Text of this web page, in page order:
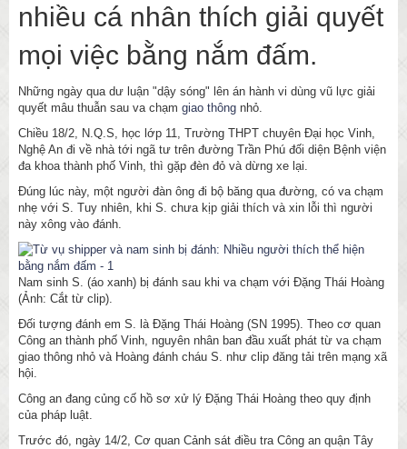
nhiều cá nhân thích giải quyết
mọi việc bằng nắm đấm.
Những ngày qua dư luận "dậy sóng" lên án hành vi dùng vũ lực giải
quyết mâu thuẫn sau va chạm giao thông nhỏ.
Chiều 18/2, N.Q.S, học lớp 11, Trường THPT chuyên Đại học Vinh,
Nghệ An đi về nhà tới ngã tư trên đường Trần Phú đối diện Bệnh viện
đa khoa thành phố Vinh, thì gặp đèn đỏ và dừng xe lại.
Đúng lúc này, một người đàn ông đi bộ băng qua đường, có va chạm
nhẹ với S. Tuy nhiên, khi S. chưa kịp giải thích và xin lỗi thì người
này xông vào đánh.
Nam sinh S. (áo xanh) bị đánh sau khi va chạm với Đặng Thái Hoàng
(Ảnh: Cắt từ clip).
Đối tượng đánh em S. là Đặng Thái Hoàng (SN 1995). Theo cơ quan
Công an thành phố Vinh, nguyên nhân ban đầu xuất phát từ va chạm
giao thông nhỏ và Hoàng đánh cháu S. như clip đăng tải trên mạng xã
hội.
Công an đang củng cố hồ sơ xử lý Đặng Thái Hoàng theo quy định
của pháp luật.
Trước đó, ngày 14/2, Cơ quan Cảnh sát điều tra Công an quận Tây